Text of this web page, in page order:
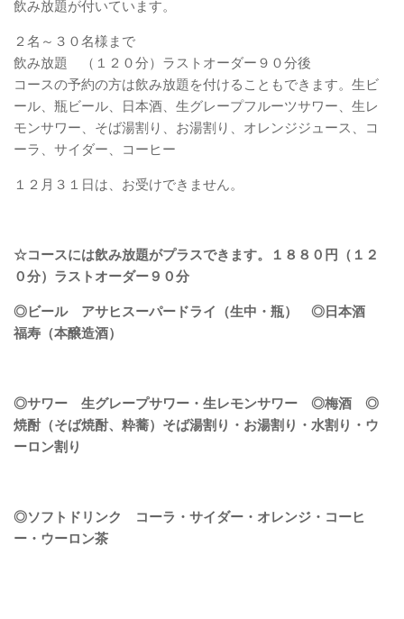
飲み放題が付いています。
２名～３０名様まで
飲み放題 （１２０分）ラストオーダー９０分後
コースの予約の方は飲み放題を付けることもできます。生ビ
ール、瓶ビール、日本酒、生グレープフルーツサワー、生レ
モンサワー、そば湯割り、お湯割り、オレンジジュース、コ
ーラ、サイダー、コーヒー
１２月３１日は、お受けできません。
☆コースには飲み放題がプラスできます。１８８０円（１２
０分）ラストオーダー９０分
◎ビール アサヒスーパードライ（生中・瓶） ◎日本酒
福寿（本醸造酒）
◎サワー 生グレープサワー・生レモンサワー ◎梅酒 ◎
焼酎（そば焼酎、粋蕎）そば湯割り・お湯割り・水割り・ウ
ーロン割り
◎ソフトドリンク コーラ・サイダー・オレンジ・コーヒ
ー・ウーロン茶